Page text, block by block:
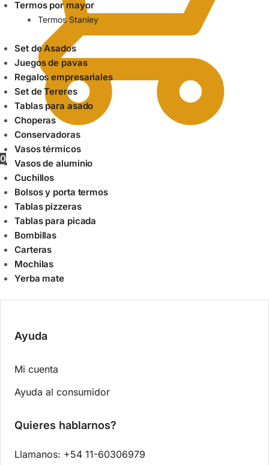
0
Termos por mayor
Termos Stanley
Set de Asados
Juegos de pavas
Regalos empresariales
Set de Tereres
Tablas para asado
Choperas
Conservadoras
Vasos térmicos
Vasos de aluminio
Cuchillos
Bolsos y porta termos
Tablas pizzeras
Tablas para picada
Bombillas
Carteras
Mochilas
Yerba mate
Ayuda
Mi cuenta
Ayuda al consumidor
Quieres hablarnos?
Llamanos: +54 11-60306979